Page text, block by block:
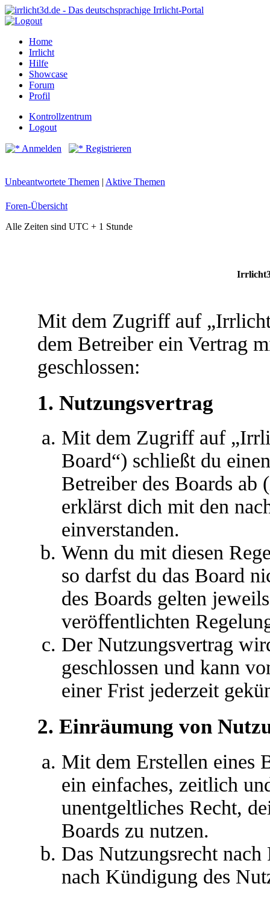
Home
Irrlicht
Hilfe
Showcase
Forum
Profil
Kontrollzentrum
Logout
Anmelden Registrieren
Unbeantwortete Themen | Aktive Themen
Foren-Übersicht
Alle Zeiten sind UTC + 1 Stunde
Mit dem Zugriff auf
dem Betreiber ein Vertrag
geschlossen:
1. Nutzungsvertrag
Mit dem Zugriff auf
Board“) schließt du
Betreiber des Boards ab
erklärst dich mit den
einverstanden.
Wenn du mit diesen
so darfst du das Board
des Boards gelten
veröffentlichten
Der Nutzungsvertrag
geschlossen und kann
einer Frist jederzeit
2. Einräumung von
Mit dem Erstellen eines
ein einfaches, zeitlich
unentgeltliches Recht,
Boards zu nutzen.
Das Nutzungsrecht
nach Kündigung des